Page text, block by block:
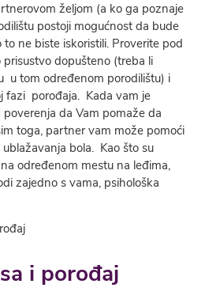
željom (a ko ga poznaje
postoji mogućnost da bude
to ne biste iskoristili. Proverite pod
dopušteno (treba li
u tom određenom porodilištu) i
fazi porođaja. Kada vam je
da Vam pomaže da
toga, partner vam može pomoći
bola. Kao što su
određenom mestu na leđima,
zajedno s vama, psihološka
i porođaj